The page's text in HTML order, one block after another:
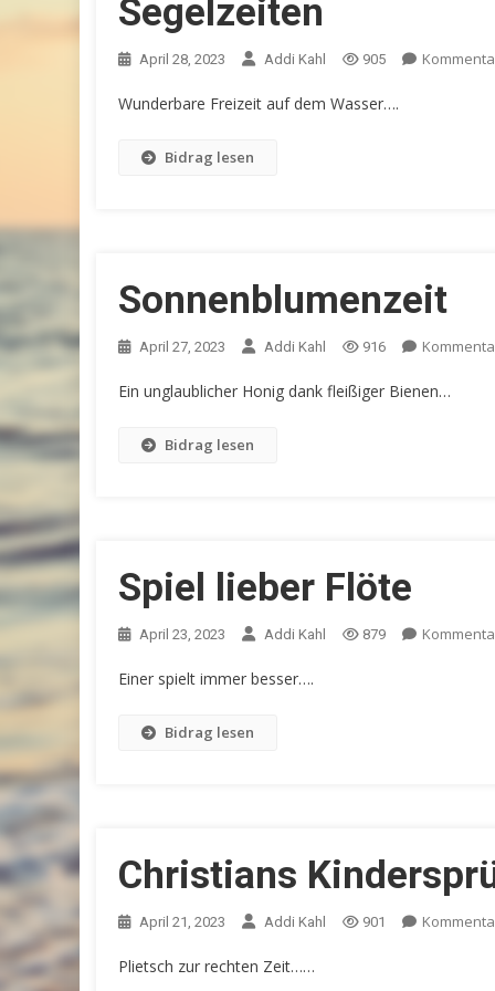
Segelzeiten
April 28, 2023 Addi Kahl 905
Wunderbare Freizeit auf dem Wasser….
Bidrag lesen
Sonnenblumenzeit
April 27, 2023 Addi Kahl 916
Ein unglaublicher Honig dank fleißiger Bienen…
Bidrag lesen
Spiel lieber Flöte
April 23, 2023 Addi Kahl 879
Einer spielt immer besser….
Bidrag lesen
Christians
April 21, 2023 Addi Kahl 901
Plietsch zur rechten Zeit……